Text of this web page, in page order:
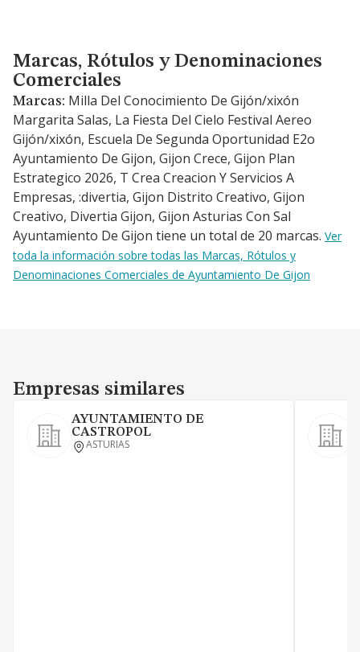
Marcas, Rótulos y Denominaciones Comerciales
Marcas, Rótulos y Denominaciones
Comerciales
Marcas: Milla Del Conocimiento De Gijón/xixón
Margarita Salas, La Fiesta Del Cielo Festival Aereo
Gijón/xixón, Escuela De Segunda Oportunidad E2o
Ayuntamiento De Gijon, Gijon Crece, Gijon Plan
Estrategico 2026, T Crea Creacion Y Servicios A
Empresas, :divertia, Gijon Distrito Creativo, Gijon
Creativo, Divertia Gijon, Gijon Asturias Con Sal
Ayuntamiento De Gijon tiene un total de 20 marcas. Ver
toda la información sobre todas las Marcas, Rótulos y
Denominaciones Comerciales de Ayuntamiento De Gijon
Empresas similares
Empresas similares
AYUNTAMIENTO DE
CASTROPOL
ASTURIAS